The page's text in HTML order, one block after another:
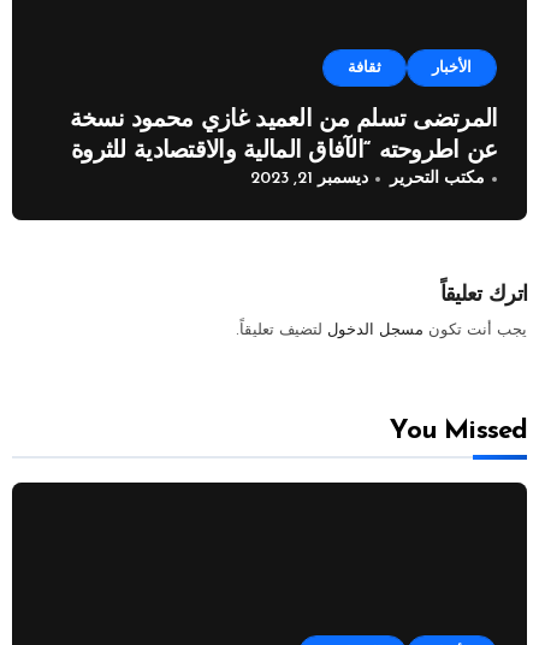
الأخبار ثقافة
المرتضى تسلم من العميد غازي محمود نسخة
عن اطروحته “الآفاق المالية والاقتصادية للثروة
النفطية”
مكتب التحرير ديسمبر 21, 2023
اترك تعليقاً
يجب أنت تكون مسجل الدخول لتضيف تعليقاً.
You Missed